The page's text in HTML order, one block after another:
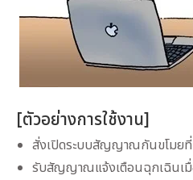
[ตัวอย่างการใช้งาน]
สั่งเปิดระบบสัญญาณกันขโมยที่
รับสัญญาณแจ้งเตือนฉุกเฉินเ